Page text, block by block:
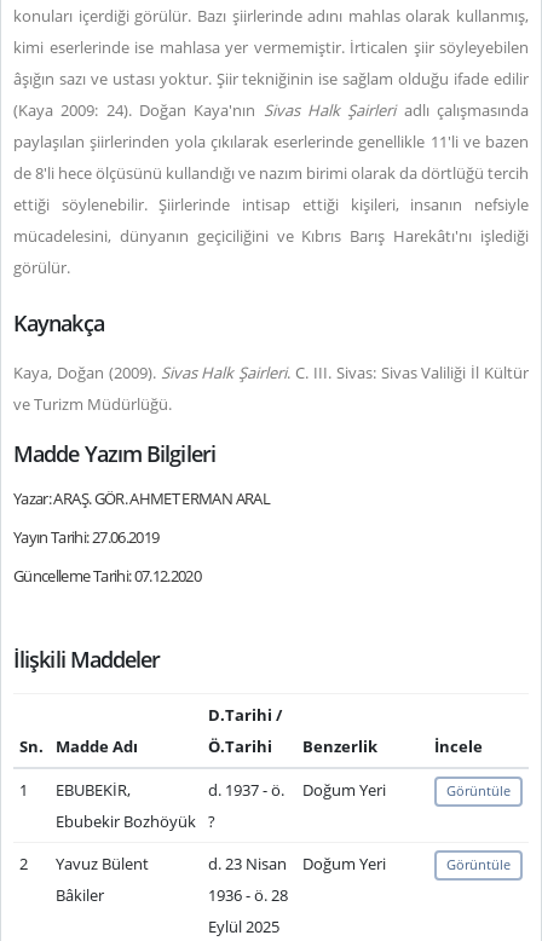
konuları içerdiği görülür. Bazı şiirlerinde adını mahlas olarak kullanmış,
kimi eserlerinde ise mahlasa yer vermemiştir. İrticalen şiir söyleyebilen
âşığın sazı ve ustası yoktur. Şiir tekniğinin ise sağlam olduğu ifade edilir
(Kaya 2009: 24). Doğan Kaya'nın Sivas Halk Şairleri adlı çalışmasında
paylaşılan şiirlerinden yola çıkılarak eserlerinde genellikle 11'li ve bazen
de 8'li hece ölçüsünü kullandığı ve nazım birimi olarak da dörtlüğü tercih
ettiği söylenebilir. Şiirlerinde intisap ettiği kişileri, insanın nefsiyle
mücadelesini, dünyanın geçiciliğini ve Kıbrıs Barış Harekâtı'nı işlediği
görülür.
Kaynakça
Kaya, Doğan (2009). Sivas Halk Şairleri. C. III. Sivas: Sivas Valiliği İl Kültür
ve Turizm Müdürlüğü.
Madde Yazım Bilgileri
Yazar: ARAŞ. GÖR. AHMET ERMAN ARAL
Yayın Tarihi: 27.06.2019
Güncelleme Tarihi: 07.12.2020
İlişkili Maddeler
Sn. Madde Adı
D.Tarihi /
Ö.Tarihi
Benzerlik
İncele
1
EBUBEKİR,
Ebubekir Bozhöyük
d. 1937 - ö.
?
Doğum Yeri Görüntüle
2
Yavuz Bülent
Bâkiler
d. 23 Nisan
1936 - ö. 28
Eylül 2025
Doğum Yeri Görüntüle